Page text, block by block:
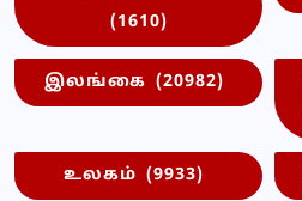
(1610)
இலங்கை (20982)
உலகம் (9933)